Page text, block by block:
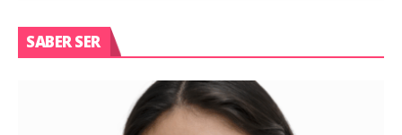
SABER SER